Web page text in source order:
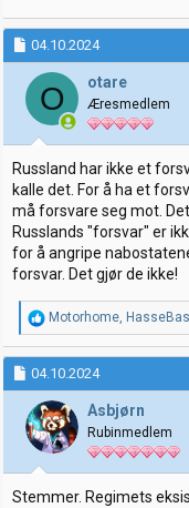
04.10.2024
O otare
Æresmedlem
Russland har ikke et
kalle det. For å ha et
må forsvare seg mot.
Russlands "forsvar" er
for å angripe
forsvar. Det gjør de ikke!
R
e
a
k
s
j
o
n
e
r
:
Motorhome,
04.10.2024
Asbjørn
Rubinmedlem
Stemmer. Regimets